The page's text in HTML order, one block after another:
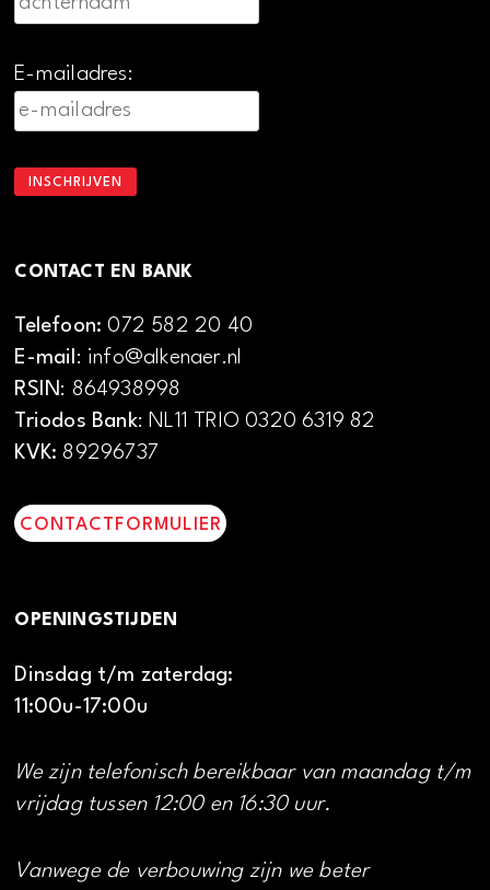
E-mailadres:
CONTACT EN BANK
Telefoon:072 582 20 40
E-mail: info@alkenaer.nl
RSIN: 864938998
Triodos Bank: NL11 TRIO 0320 6319 82
KVK: 89296737
CONTACTFORMULIER
OPENINGSTIJDEN
Dinsdag t/m zaterdag:
11:00u-17:00u
We zijn telefonisch bereikbaar van maandag t/m
vrijdag tussen 12:00 en 16:30 uur.
Vanwege de verbouwing zijn we beter